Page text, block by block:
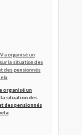
organisé un
situation des
des pensionnés